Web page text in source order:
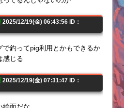
2025/12/19(金) 06:43:56 ID：
で釣ってpig利用とかもできるか
感じる
2025/12/19(金) 07:31:47 ID：